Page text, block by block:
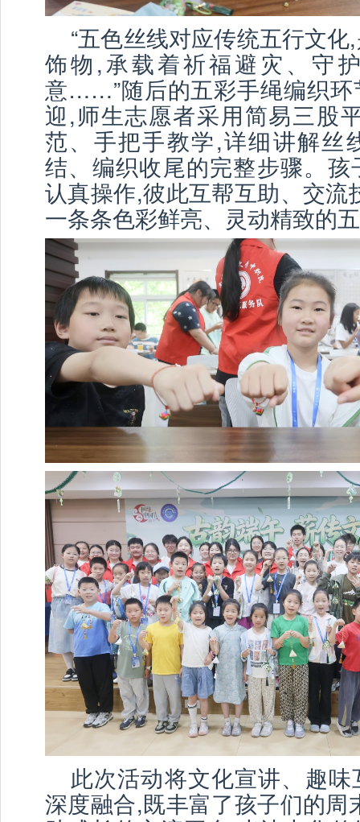
“五色丝线对应传统五行文
饰物,承载着祈福避灾、守
意……”随后的五彩手绳编织环
迎,师生志愿者采用简易三股
范、手把手教学,详细讲解丝
结、编织收尾的完整步骤。
认真操作,彼此互帮互助、交流
一条条色彩鲜亮、灵动精致的
此次活动将文化宣讲、趣
深度融合,既丰富了孩子们的周